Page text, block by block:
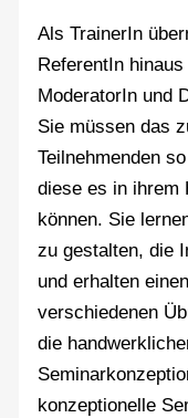
Als TrainerIn
ReferentIn
ModeratorIn und
Sie müssen das
Teilnehmenden
diese es in ihrem
können. Sie
zu gestalten, die
und erhalten
verschiedenen
die
konzeptionelle